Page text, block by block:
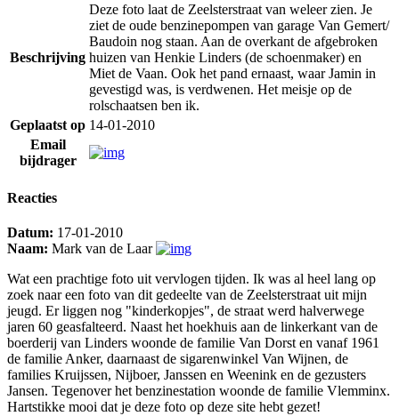
Beschrijving
Deze foto laat de Zeelsterstraat van weleer zien. Je
ziet de oude benzinepompen van garage Van Gemert/
Baudoin nog staan. Aan de overkant de afgebroken
huizen van Henkie Linders (de schoenmaker) en
Miet de Vaan. Ook het pand ernaast, waar Jamin in
gevestigd was, is verdwenen. Het meisje op de
rolschaatsen ben ik.
Geplaatst op 14-01-2010
Email
bijdrager
Reacties
Datum: 17-01-2010
Naam: Mark van de Laar
Wat een prachtige foto uit vervlogen tijden. Ik was al heel lang op
zoek naar een foto van dit gedeelte van de Zeelsterstraat uit mijn
jeugd. Er liggen nog "kinderkopjes", de straat werd halverwege
jaren 60 geasfalteerd. Naast het hoekhuis aan de linkerkant van de
boerderij van Linders woonde de familie Van Dorst en vanaf 1961
de familie Anker, daarnaast de sigarenwinkel Van Wijnen, de
families Kruijssen, Nijboer, Janssen en Weenink en de gezusters
Jansen. Tegenover het benzinestation woonde de familie Vlemminx.
Hartstikke mooi dat je deze foto op deze site hebt gezet!